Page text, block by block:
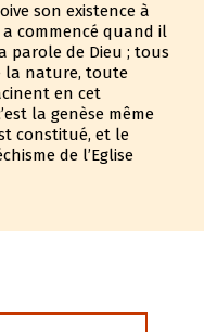
son existence à
commencé quand il
parole de Dieu ; tous
la nature, toute
en cet
la genèse même
constitué, et le
de l’Eglise